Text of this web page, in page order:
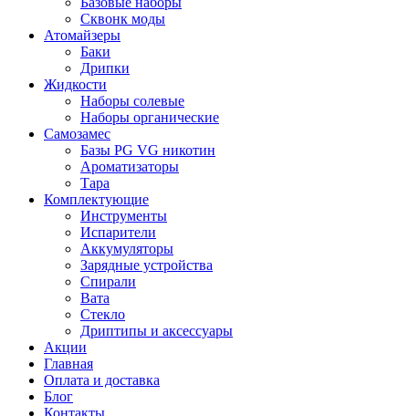
Сквонк моды
Атомайзеры
Баки
Дрипки
Жидкости
Наборы солевые
Наборы органические
Самозамес
Базы PG VG никотин
Ароматизаторы
Тара
Комплектующие
Инструменты
Испарители
Аккумуляторы
Зарядные устройства
Спирали
Вата
Стекло
Дриптипы и аксессуары
Акции
Главная
Оплата и доставка
Блог
Контакты